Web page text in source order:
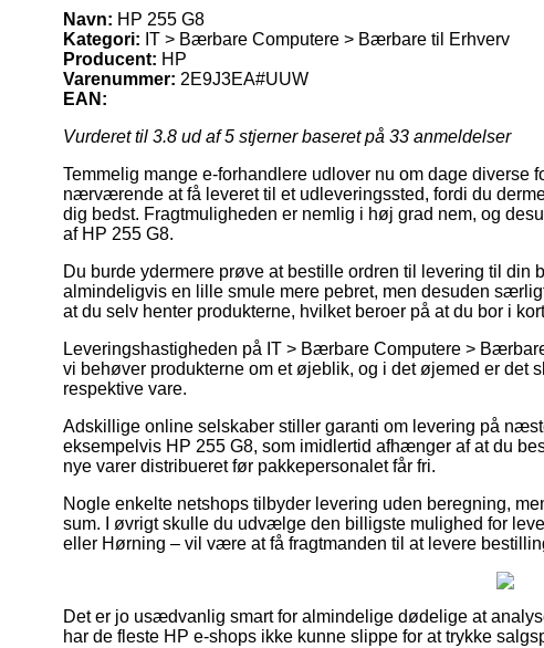
Navn: HP 255 G8
Kategori: IT > Bærbare Computere > Bærbare til Erhverv
Producent: HP
Varenummer: 2E9J3EA#UUW
EAN:
Vurderet til 3.8 ud af 5 stjerner baseret på 33 anmeldelser
Temmelig mange e-forhandlere udlover nu om dage diverse
nærværende at få leveret til et udleveringssted, fordi du
dig bedst. Fragtmuligheden er nemlig i høj grad nem, og
af HP 255 G8.
Du burde ydermere prøve at bestille ordren til levering til
almindeligvis en lille smule mere pebret, men desuden
at du selv henter produkterne, hvilket beroer på at du bor i
Leveringshastigheden på IT > Bærbare Computere >
vi behøver produkterne om et øjeblik, og i det øjemed er det
respektive vare.
Adskillige online selskaber stiller garanti om levering på
eksempelvis HP 255 G8, som imidlertid afhænger af at du
nye varer distribueret før pakkepersonalet får fri.
Nogle enkelte netshops tilbyder levering uden beregning,
sum. I øvrigt skulle du udvælge den billigste mulighed for
eller Hørning – vil være at få fragtmanden til at levere
Det er jo usædvanlig smart for almindelige dødelige at
har de fleste HP e-shops ikke kunne slippe for at trykke